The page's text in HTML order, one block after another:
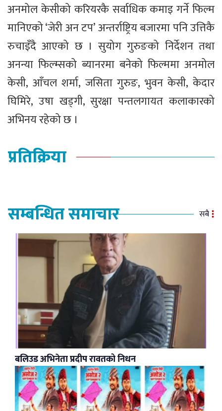
अनमोल केसीको करियरकै सर्वाधिक कमाइ गर्ने फिल्म
मानिएको ‘जेरी अन टप’ अन्तर्राष्ट्रिय बजारमा पनि उत्तिकै
रुचाइँदै आएको छ । सुयोग गुरुङको निर्देशन तथा
अनन्या फिल्म्सको ब्यानरमा बनेको फिल्ममा अनमोल
केसी, आँचल शर्मा, जसिता गुरुङ, भुवन केसी, केदार
घिमिरे, उषा खड्गी, सुरक्षा पन्तलगायत कलाकारको
अभिनय रहेको छ ।
प्रतिक्रिया
सम्बन्धित समाचार सबै
बलिउड अभिनेता प्रदीप रावतको निधन